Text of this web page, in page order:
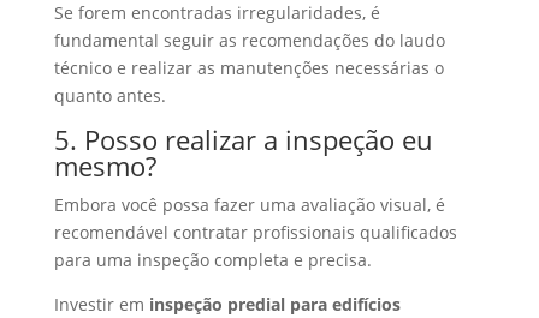
Se forem encontradas irregularidades, é
fundamental seguir as recomendações do laudo
técnico e realizar as manutenções necessárias o
quanto antes.
5. Posso realizar a inspeção eu
mesmo?
Embora você possa fazer uma avaliação visual, é
recomendável contratar profissionais qualificados
para uma inspeção completa e precisa.
Investir em inspeção predial para edifícios